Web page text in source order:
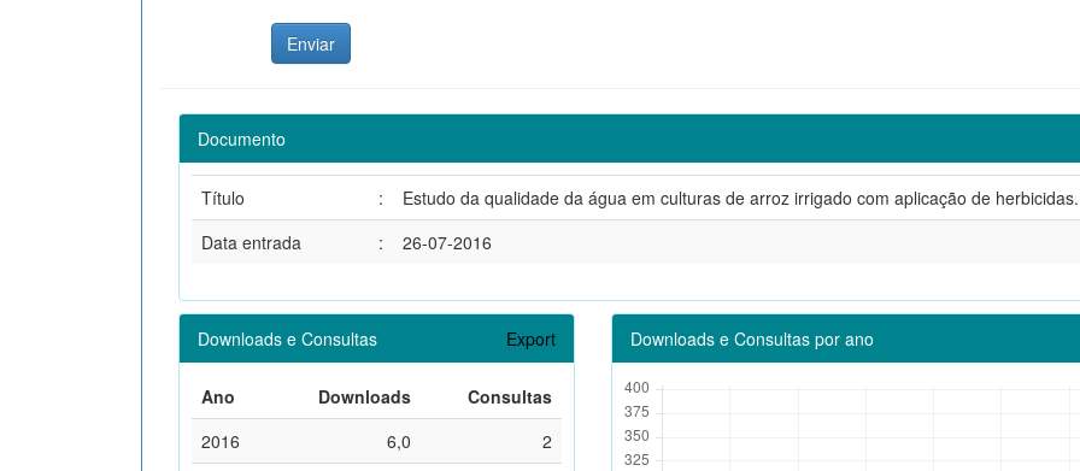
Documento
Título :
Estudo da qualidade da água em culturas de arroz irrigado com aplicação de herbicidas.
Data entrada
: 26-07-2016
Downloads e Consultas Export
Ano Downloads
Consultas
2016
6,0
2
Downloads e Consultas por ano